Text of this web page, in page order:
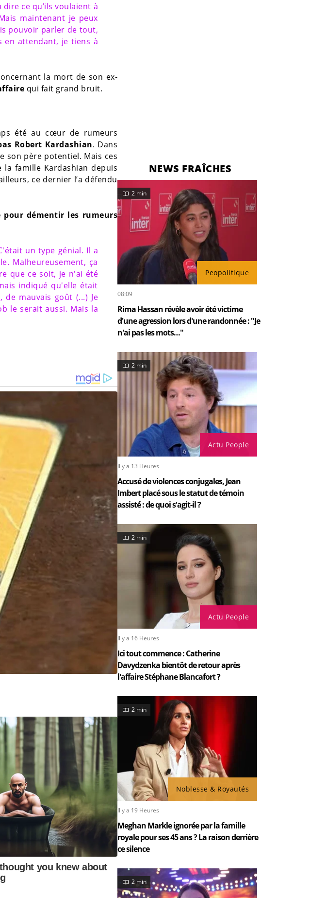
ce qu’ils voulaient à
maintenant je peux
pouvoir parler de tout,
attendant, je tiens à
la mort de son ex-
qui fait grand bruit.
été au cœur de rumeurs
Robert Kardashian. Dans
son père potentiel. Mais ces
famille Kardashian depuis
ce dernier l’a défendu
démentir les rumeurs
un type génial. Il a
Malheureusement, ça
que ce soit, je n'ai été
indiqué qu'elle était
mauvais goût (...) Je
le serait aussi. Mais la
NEWS FRAÎCHES
Peopolitique
2 min
08:09
Rima Hassan révèle avoir été victime
d'une agression lors d'une randonnée : "Je
n'ai pas les mots…"
Actu People
2 min
Il y a 13 Heures
Accusé de violences conjugales, Jean
Imbert placé sous le statut de témoin
assisté : de quoi s'agit-il ?
Actu People
2 min
Il y a 16 Heures
Ici tout commence : Catherine
Davydzenka bientôt de retour après
l'affaire Stéphane Blancafort ?
Noblesse & Royautés
2 min
Il y a 19 Heures
Meghan Markle ignorée par la famille
royale pour ses 45 ans ? La raison derrière
ce silence
2 min